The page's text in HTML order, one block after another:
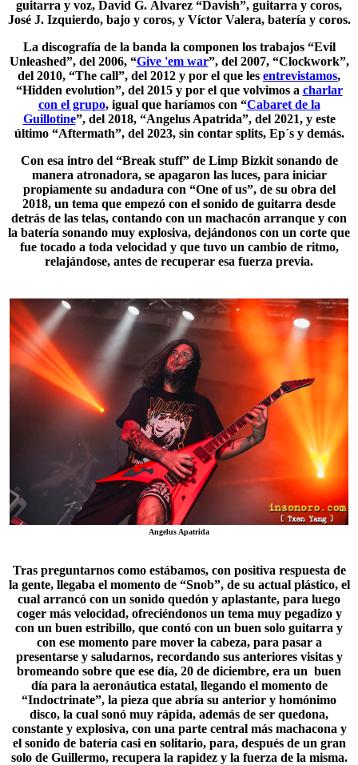
guitarra y voz, David G. Álvarez “Davish”, guitarra y coros,
José J. Izquierdo, bajo y coros, y Víctor Valera, batería y coros.
La discografía de la banda la componen los trabajos “Evil
Unleashed”, del 2006, “Give 'em war”, del 2007, “Clockwork”,
del 2010, “The call”, del 2012 y por el que les entrevistamos,
“Hidden evolution”, del 2015 y por el que volvimos a charlar
con el grupo, igual que haríamos con “Cabaret de la
Guillotine”, del 2018, “Angelus Apatrida”, del 2021, y este
último “Aftermath”, del 2023, sin contar splits, Ep´s y demás.
Con esa intro del “Break stuff” de Limp Bizkit sonando de
manera atronadora, se apagaron las luces, para iniciar
propiamente su andadura con “One of us”, de su obra del
2018, un tema que empezó con el sonido de guitarra desde
detrás de las telas, contando con un machacón arranque y con
la batería sonando muy explosiva, dejándonos con un corte que
fue tocado a toda velocidad y que tuvo un cambio de ritmo,
relajándose, antes de recuperar esa fuerza previa.
Angelus Apatrida
Tras preguntarnos como estábamos, con positiva respuesta de
la gente, llegaba el momento de “Snob”, de su actual plástico, el
cual arrancó con un sonido quedón y aplastante, para luego
coger más velocidad, ofreciéndonos un tema muy pegadizo y
con un buen estribillo, que contó con un buen solo guitarra y
con ese momento pare mover la cabeza, para pasar a
presentarse y saludarnos, recordando sus anteriores visitas y
bromeando sobre que ese día, 20 de diciembre, era un buen
día para la aeronáutica estatal, llegando el momento de
“Indoctrinate”, la pieza que abría su anterior y homónimo
disco, la cual sonó muy rápida, además de ser quedona,
constante y explosiva, con una parte central más machacona y
el sonido de batería casi en solitario, para, después de un gran
solo de Guillermo, recupera la rapidez y la fuerza de la misma.